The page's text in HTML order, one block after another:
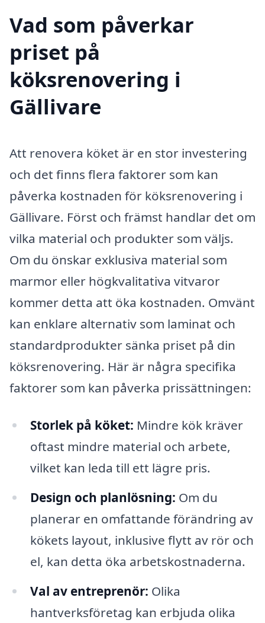
Vad som påverkar
priset på
köksrenovering i
Gällivare
Att renovera köket är en stor investering
och det finns flera faktorer som kan
påverka kostnaden för köksrenovering i
Gällivare. Först och främst handlar det om
vilka material och produkter som väljs.
Om du önskar exklusiva material som
marmor eller högkvalitativa vitvaror
kommer detta att öka kostnaden. Omvänt
kan enklare alternativ som laminat och
standardprodukter sänka priset på din
köksrenovering. Här är några specifika
faktorer som kan påverka prissättningen:
Storlek på köket: Mindre kök kräver
oftast mindre material och arbete,
vilket kan leda till ett lägre pris.
Design och planlösning: Om du
planerar en omfattande förändring av
kökets layout, inklusive flytt av rör och
el, kan detta öka arbetskostnaderna.
Val av entreprenör: Olika
hantverksföretag kan erbjuda olika